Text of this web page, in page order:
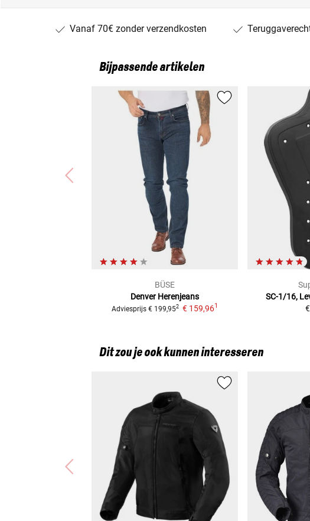
Vanaf 70€ zonder verzendkosten
Bijpassende artikelen
BÜSE
Denver Herenjeans
Adviesprijs € 199,952 € 159,961
SC-1/16,
Dit zou je ook kunnen interesseren